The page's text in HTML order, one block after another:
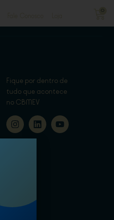
0
Fique por dentro de
tudo que acontece
no CBMEV